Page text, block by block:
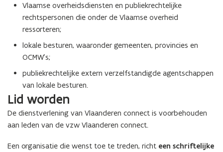
Vlaamse overheidsdiensten en publiekrechtelijke
rechtspersonen die onder de Vlaamse overheid
ressorteren;
lokale besturen, waaronder gemeenten, provincies en
OCMW’s;
publiekrechtelijke extern verzelfstandigde agentschappen
van lokale besturen.
Lid worden
De dienstverlening van Vlaanderen connect is voorbehouden
aan leden van de vzw Vlaanderen connect.
Een organisatie die wenst toe te treden, richt een schriftelijke